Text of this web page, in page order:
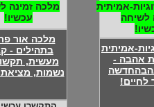
אמיתית
לשיחה
אמיתית
אהבה -
לחיים!
מלכה זמינה
עכשיו!
מלכה אור
בתהילים -
מעשית,
נשמות,